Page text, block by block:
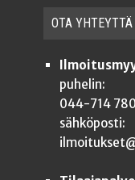
OTA YHTEYT­TÄ
puhelin:
044-714
sähköposti: